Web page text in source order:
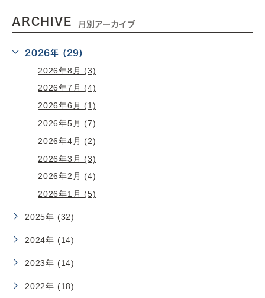
ARCHIVE 月別アーカイブ
2026年 (29)
2026年8月 (3)
2026年7月 (4)
2026年6月 (1)
2026年5月 (7)
2026年4月 (2)
2026年3月 (3)
2026年2月 (4)
2026年1月 (5)
2025年 (32)
2024年 (14)
2023年 (14)
2022年 (18)